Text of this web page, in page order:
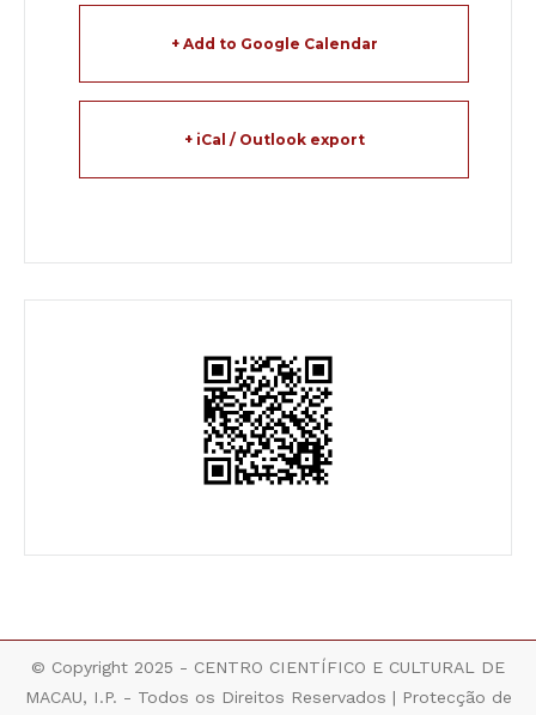
+ Add to Google Calendar
+ iCal / Outlook export
© Copyright 2025 - CENTRO CIENTÍFICO E CULTURAL DE
MACAU, I.P. - Todos os Direitos Reservados | Protecção de